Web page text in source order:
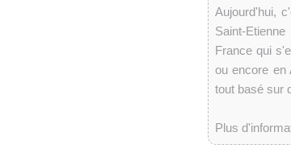
Aujourd'hui,
Saint-
France qui
ou encore en
tout basé sur
Plus